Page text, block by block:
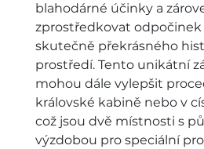
blahodárné účinky a
zprostředkovat odpočinek
skutečně překrásného
prostředí. Tento unikátní
mohou dále vylepšit
královské kabině nebo v
což jsou dvě místnosti s
výzdobou pro speciální